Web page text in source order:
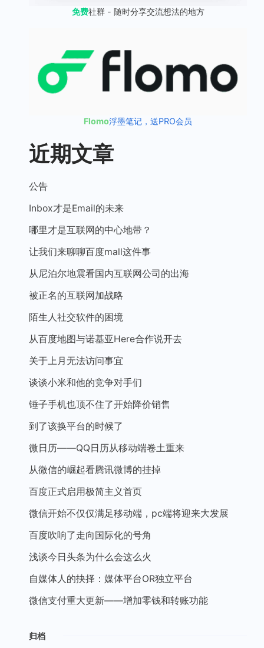
免费社群 - 随时分享交流想法的地方
Flomo浮墨笔记，送PRO会员
近期文章
公告
Inbox才是Email的未来
哪里才是互联网的中心地带？
让我们来聊聊百度mall这件事
从尼泊尔地震看国内互联网公司的出海
被正名的互联网加战略
陌生人社交软件的困境
从百度地图与诺基亚Here合作说开去
关于上月无法访问事宜
谈谈小米和他的竞争对手们
锤子手机也顶不住了开始降价销售
到了该换平台的时候了
微日历——QQ日历从移动端卷土重来
从微信的崛起看腾讯微博的挂掉
百度正式启用极简主义首页
微信开始不仅仅满足移动端，pc端将迎来大发展
百度吹响了走向国际化的号角
浅谈今日头条为什么会这么火
自媒体人的抉择：媒体平台OR独立平台
微信支付重大更新——增加零钱和转账功能
归档